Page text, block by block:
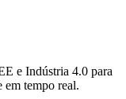
e Indústria 4.0 para
em tempo real.